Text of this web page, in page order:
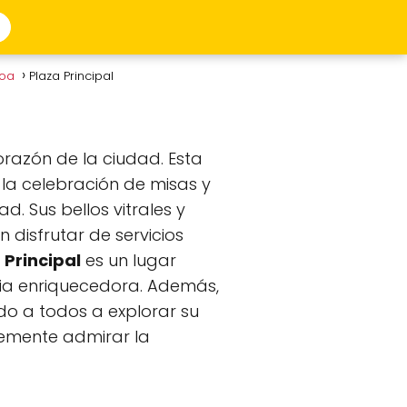
Plaza Principal
de la ciudad. Esta
celebración de misas y
Sus bellos vitrales y
disfrutar de servicios
Principal es un lugar
enriquecedora. Además,
a todos a explorar su
admirar la